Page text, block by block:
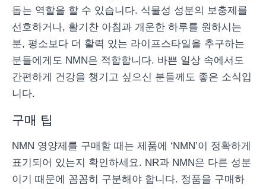
돕는 역할을 할 수 있습니다. 식물성 성분의 보충제를
선호하거나, 활기찬 아침과 개운한 하루를 원하시는
분, 평소보다 더 활력 있는 라이프스타일을 추구하는
분들에게도 NMN은 적합합니다. 바쁜 일상 속에서도
간편하게 건강을 챙기고 싶으신 분들께도 좋은 소식입
니다.
구매 팁
NMN 영양제를 구매할 때는 제품에 ‘NMN’이 정확하게
표기되어 있는지 확인하세요. NR과 NMN은 다른 성분
이기 때문에 꼼꼼히 구분해야 합니다. 정품을 구매하